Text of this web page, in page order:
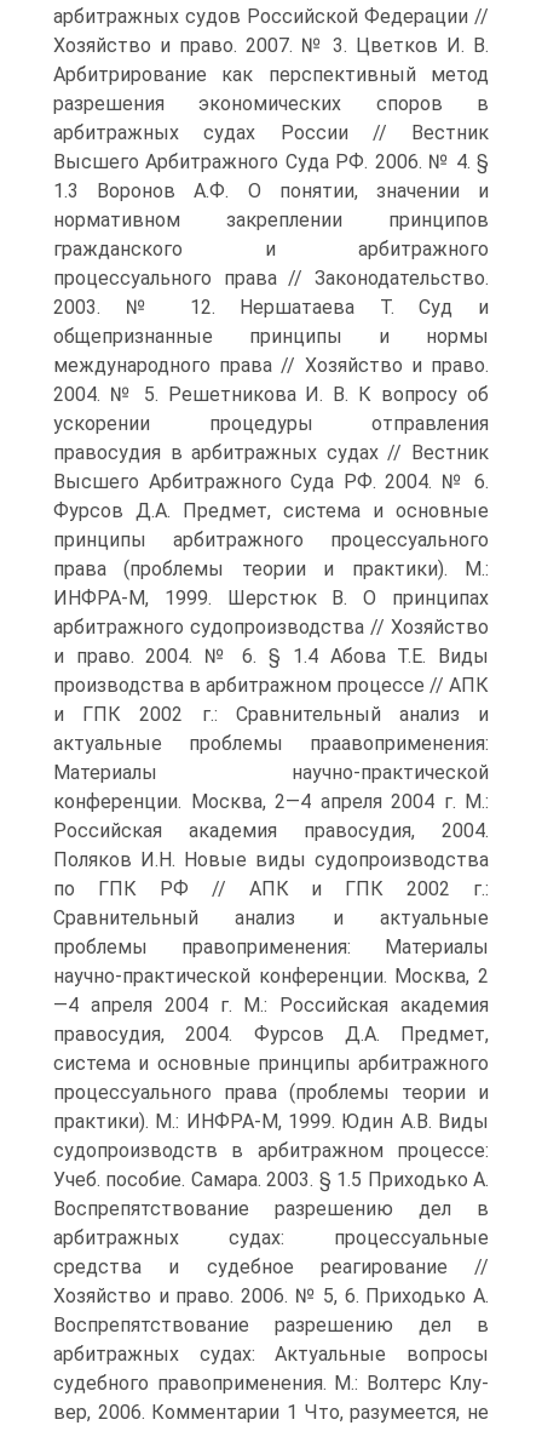
арбитражных судов Российской Федерации //
Хозяйство и право. 2007. № 3. Цветков И. В.
Арбитрирование как перспективный метод
разрешения экономических споров в
арбитражных судах России // Вестник
Высшего Арбитражного Суда РФ. 2006. № 4. §
1.3 Воронов А.Ф. О понятии, значении и
нормативном закреплении принципов
гражданского и арбитражного
процессуального права // Законодательство.
2003. № 12. Нершатаева Т. Суд и
общепризнанные принципы и нормы
международного права // Хозяйство и право.
2004. № 5. Решетникова И. В. К вопросу об
ускорении процедуры отправления
правосудия в арбитражных судах // Вестник
Высшего Арбитражного Суда РФ. 2004. № 6.
Фурсов Д.А. Предмет, система и основные
принципы арбитражного процессуального
права (проблемы теории и практики). М.:
ИНФРА-М, 1999. Шерстюк В. О принципах
арбитражного судопроизводства // Хозяйство
и право. 2004. № 6. § 1.4 Абова Т.Е. Виды
производства в арбитражном процессе // АПК
и ГПК 2002 г.: Сравнительный анализ и
актуальные проблемы праавоприменения:
Материалы научно-практической
конференции. Москва, 2—4 апреля 2004 г. М.:
Российская академия правосудия, 2004.
Поляков И.Н. Новые виды судопроизводства
по ГПК РФ // АПК и ГПК 2002 г.:
Сравнительный анализ и актуальные
проблемы правоприменения: Материалы
научно-практической конференции. Москва, 2
—4 апреля 2004 г. М.: Российская академия
правосудия, 2004. Фурсов Д.А. Предмет,
система и основные принципы арбитражного
процессуального права (проблемы теории и
практики). М.: ИНФРА-М, 1999. Юдин А.В. Виды
судопроизводств в арбитражном процессе:
Учеб. пособие. Самара. 2003. § 1.5 Приходько А.
Воспрепятствование разрешению дел в
арбитражных судах: процессуальные
средства и судебное реагирование //
Хозяйство и право. 2006. № 5, 6. Приходько А.
Воспрепятствование разрешению дел в
арбитражных судах: Актуальные вопросы
судебного правоприменения. М.: Волтерс Клу-
вер, 2006. Комментарии 1 Что, разумеется, не